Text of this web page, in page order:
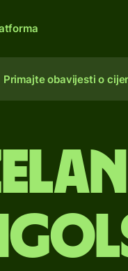
Primajte obavijesti o